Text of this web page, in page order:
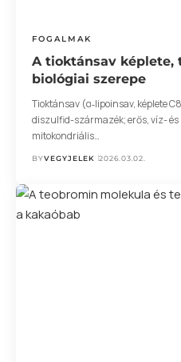
FOGALMAK
A tioktánsav képlete,
biológiai szerepe
Tioktánsav (α‑lipoinsav, képlete
diszulfid-származék; erős, víz-
mitokondriális…
BYVEGYJELEK 2026.03.02.